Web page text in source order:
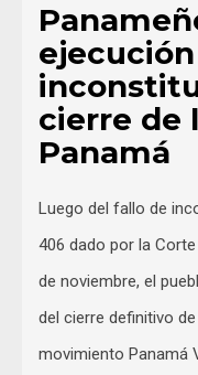
cierre de
Panamá
Luego del fallo de
406 dado por la
de noviembre, el
del cierre definitivo
movimiento Panamá